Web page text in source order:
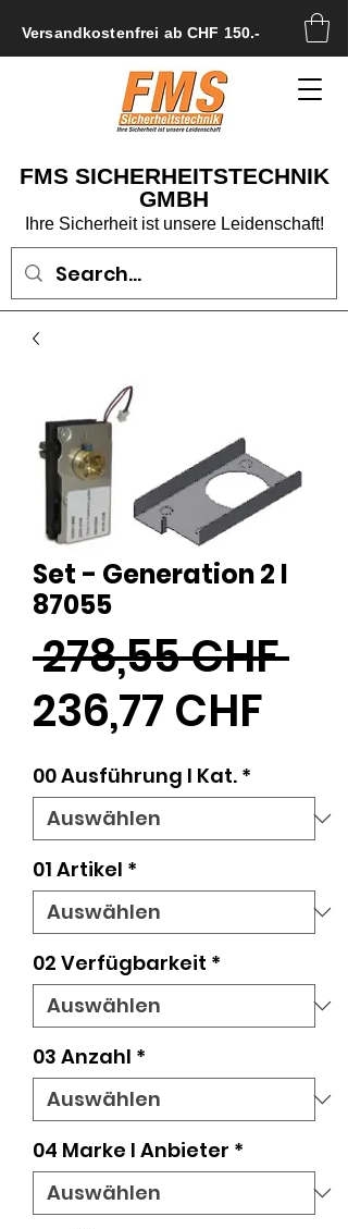
FMS SICHERHEITSTECHNIK
GMBH
Ihre Sicherheit ist unsere Leidenschaft!
Versandkostenfrei ab CHF 150.-
Set - Generation 2 I
87055
278,55 CHF
236,77 CHF
00 Ausführung l Kat. *
01 Artikel *
02 Verfügbarkeit *
03 Anzahl *
04 Marke l Anbieter *